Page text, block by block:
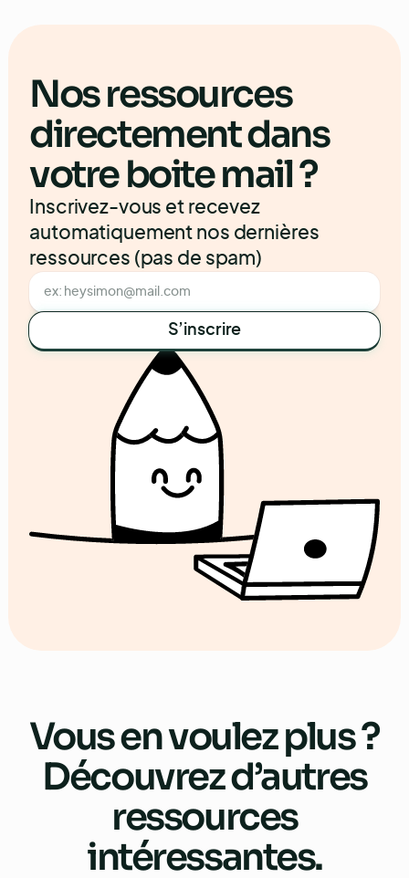
Nos ressources
directement dans
votre boite mail ?
Inscrivez-vous et recevez
automatiquement nos dernières
ressources (pas de spam)
S’inscrire
Vous en voulez plus ?
Découvrez d’autres
ressources
intéressantes.